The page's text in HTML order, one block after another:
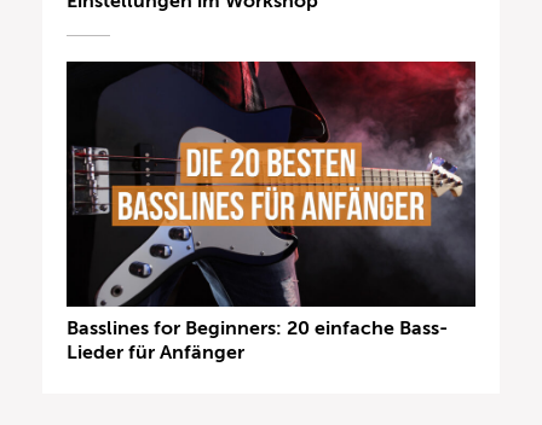
Basslines for Beginners: 20 einfache Bass-
Lieder für Anfänger